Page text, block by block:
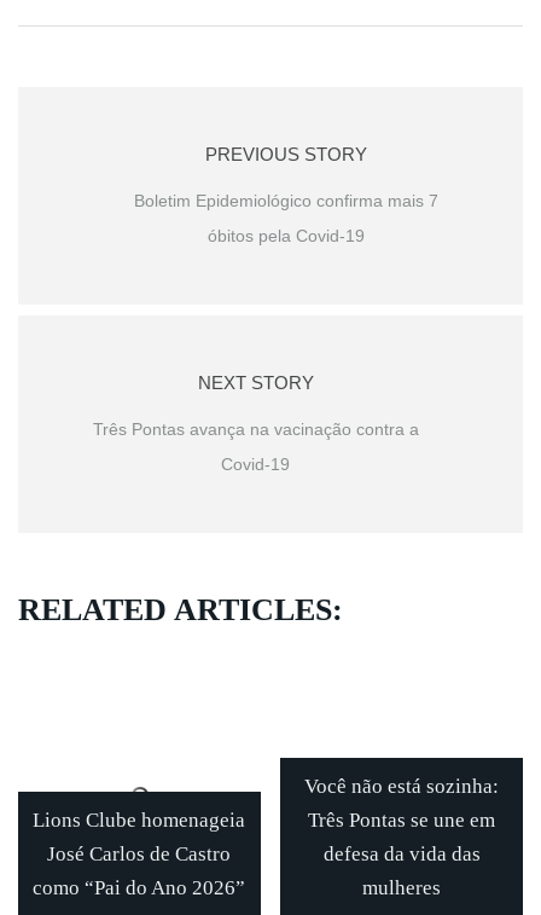
PREVIOUS STORY
Boletim Epidemiológico confirma mais 7
óbitos pela Covid-19
NEXT STORY
Três Pontas avança na vacinação contra a
Covid-19
RELATED ARTICLES:
Lions Clube homenageia
José Carlos de Castro
como “Pai do Ano 2026”
Você não está sozinha:
Três Pontas se une em
defesa da vida das
mulheres